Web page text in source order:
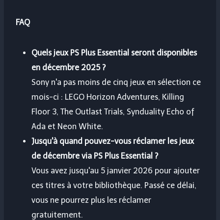
FAQ
Quels jeux PS Plus Essential seront disponibles
en décembre 2025 ?
Sony n'a pas moins de cinq jeux en sélection ce
mois-ci : LEGO Horizon Adventures, Killing
Floor 3, The Outlast Trials, Synduality Echo of
Ada et Neon White.
Jusqu'à quand pouvez-vous réclamer les jeux
de décembre via PS Plus Essential ?
Vous avez jusqu'au 5 janvier 2026 pour ajouter
ces titres à votre bibliothèque. Passé ce délai,
vous ne pourrez plus les réclamer
gratuitement.